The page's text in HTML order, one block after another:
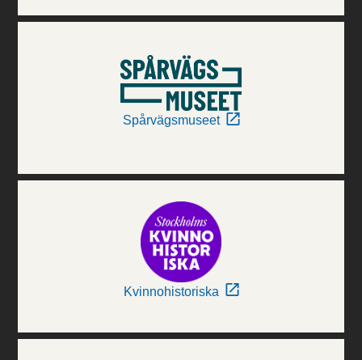
Spårvägsmuseet
Kvinnohistoriska